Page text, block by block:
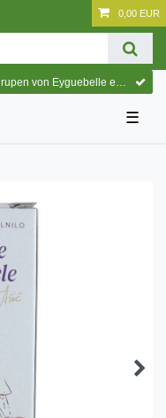
0,00 EUR
Cocktails und köstliche Sommerdrinks.
☰